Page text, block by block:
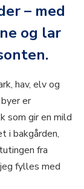
– med
og lar
hav, elv og
er
som gir en mild
i bakgården,
fra
fylles med